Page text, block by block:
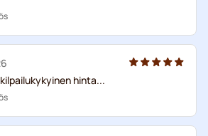
hinta...